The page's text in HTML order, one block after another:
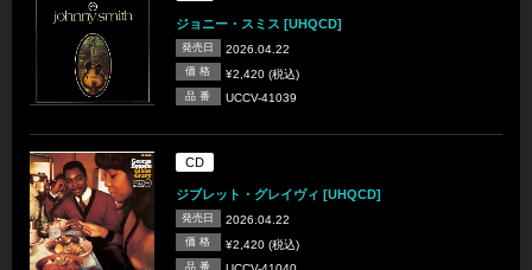
ジョニー・スミス [UHQCD]
発売日 2026.04.22
価 格 ¥2,420 (税込)
品 番 UCCV-41039
CD
ジブレット・グレイヴィ [UHQCD]
発売日 2026.04.22
価 格 ¥2,420 (税込)
品 番